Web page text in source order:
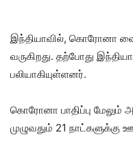
இந்தியாவில், கொரோனா
வருகிறது. தற்போது
பலியாகியுள்ளனர்.
கொரோனா பாதிப்பு மேலும்
முழுவதும் 21 நாட்களுக்கு